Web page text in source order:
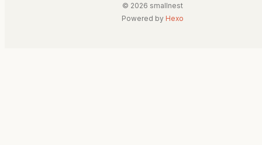
© 2026 smallnest
Powered by Hexo